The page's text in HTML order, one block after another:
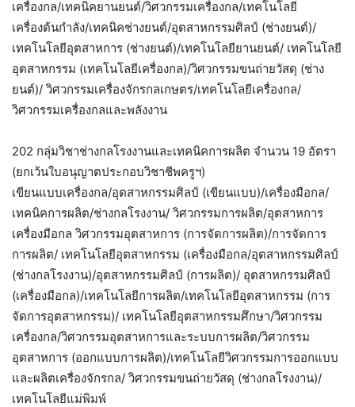
เครื่องกล/เทคนิคยานยนต์/วิศวกรรมเครื่องกล/เทคโนโลยี
เครื่องต้นกำลัง/เทคนิคช่างยนต์/อุตสาหกรรมศิลป์ (ช่างยนต์)/
เทคโนโลยีอุตสาหการ (ช่างยนต์)/เทคโนโลยียานยนต์/ เทคโนโลยี
อุตสาหกรรม (เทคโนโลยีเครื่องกล)/วิศวกรรมขนถ่ายวัสดุ (ช่าง
ยนต์)/ วิศวกรรมเครื่องจักรกลเกษตร/เทคโนโลยีเครื่องกล/
วิศวกรรมเครื่องกลและพลังงาน
202 กลุ่มวิชาช่างกลโรงงานและเทคนิคการผลิต จำนวน 19 อัตรา
(ยกเว้นใบอนุญาตประกอบวิชาชีพครูฯ)
เขียนแบบเครื่องกล/อุตสาหกรรมศิลป์ (เขียนแบบ)/เครื่องมือกล/
เทคนิคการผลิต/ช่างกลโรงงาน/ วิศวกรรมการผลิต/อุตสาหการ
เครื่องมือกล วิศวกรรมอุตสาหการ (การจัดการผลิต)/การจัดการ
การผลิต/ เทคโนโลยีอุตสาหกรรม (เครื่องมือกล/อุตสาหกรรมศิลป์
(ช่างกลโรงงาน)/อุตสาหกรรมศิลป์ (การผลิต)/ อุตสาหกรรมศิลป์
(เครื่องมือกล)/เทคโนโลยีการผลิต/เทคโนโลยีอุตสาหกรรม (การ
จัดการอุตสาหกรรม)/ เทคโนโลยีอุตสาหกรรมศึกษา/วิศวกรรม
เครื่องกล/วิศวกรรมอุตสาหการและระบบการผลิต/วิศวกรรม
อุตสาหการ (ออกแบบการผลิต)/เทคโนโลยีวิศวกรรมการออกแบบ
และผลิตเครื่องจักรกล/ วิศวกรรมขนถ่ายวัสดุ (ช่างกลโรงงาน)/
เทคโนโลยีแม่พิมพ์